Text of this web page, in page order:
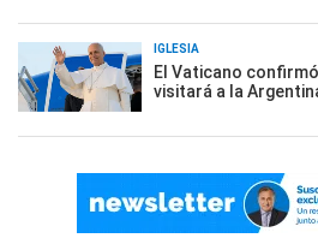
IGLESIA
El Vaticano
visitará a la